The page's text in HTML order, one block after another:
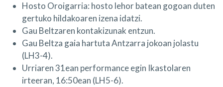
Hosto Oroigarria: hosto lehor batean gogoan duten
gertuko hildakoaren izena idatzi.
Gau Beltzaren kontakizunak entzun.
Gau Beltza gaia hartuta Antzarra jokoan jolastu
(LH3-4).
Urriaren 31ean performance egin Ikastolaren
irteeran, 16:50ean (LH5-6).